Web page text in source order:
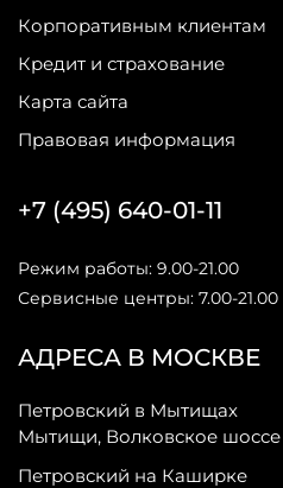
Корпоративным клиентам
Кредит и страхование
Карта сайта
Правовая информация
АДРЕСА В МОСКВЕ
Петровский в Мытищах
Мытищи, Волковское шоссе
Петровский на Каширке
+7 (495) 640-01-11
Режим работы: 9.00-21.00
Сервисные центры: 7.00-21.00